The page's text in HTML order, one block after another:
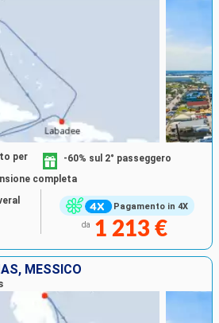
Pagamento in 4X
per
-60% sul 2° passeggero
completa
da 1 213 €
MESSICO